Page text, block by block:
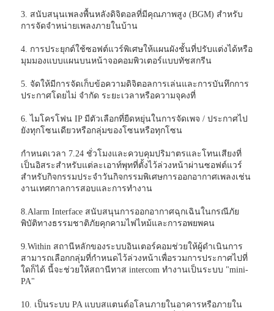
3. สนับสนุนเพลงพื้นหลังดิจิตอลที่มีคุณภาพสูง (BGM) สำหรับ
การจัดจำหน่ายเพลงภายในบ้าน
4. การประยุกต์ใช้ซอฟต์แวร์พิเศษให้แผนผังชั้นที่ปรับแต่งได้หรือ
มุมมองแบบแผนบนหน้าจอคอมพิวเตอร์แบบทัชสกรีน
5. จัดให้มีการจัดเก็บข้อความดิจิตอลการเล่นและการบันทึกการ
ประกาศโดยไม่ จำกัด ระยะเวลาหรือความจุคงที่
6. ไมโครโฟน IP มีตัวเลือกที่ยืดหยุ่นในการจัดเพจ / ประกาศไป
ยังทุกโซนเดียวหรือกลุ่มของโซนหรือทุกโซน
กำหนดเวลา 7.24 ชั่วโมงและควบคุมปริมาตรและโทนเสียงที่
เป็นอิสระสำหรับแต่ละเอาท์พุทที่ตั้งไว้ล่วงหน้าผ่านซอฟต์แวร์
สำหรับกิจกรรมประจำวันกิจกรรมพิเศษการออกอากาศเพลงเช่น
งานเทศกาลการสอบและการทำงาน
8.Alarm Interface สนับสนุนการออกอากาศฉุกเฉินในกรณีภัย
พิบัติทางธรรมชาติภัยคุกคามไฟไหม้และการอพยพคน
9.Within สถานีหลักของระบบอินเตอร์คอมช่วยให้ผู้ดำเนินการ
สามารถเลือกกลุ่มที่กำหนดไว้ล่วงหน้าเพื่อรวมการประกาศไปที่
ใดก็ได้ นี้จะช่วยให้สถานีทาส intercom ทำงานเป็นระบบ "mini-
PA"
10. เป็นระบบ PA แบบสแตนด์อโลนภายในอาคารหรือภายใน